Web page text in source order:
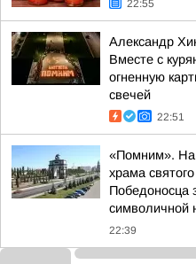
22:55
Александр
Вместе с
огненную
свечей
22:51
«Помним». На
храма
Победоносца
символичной
22:39